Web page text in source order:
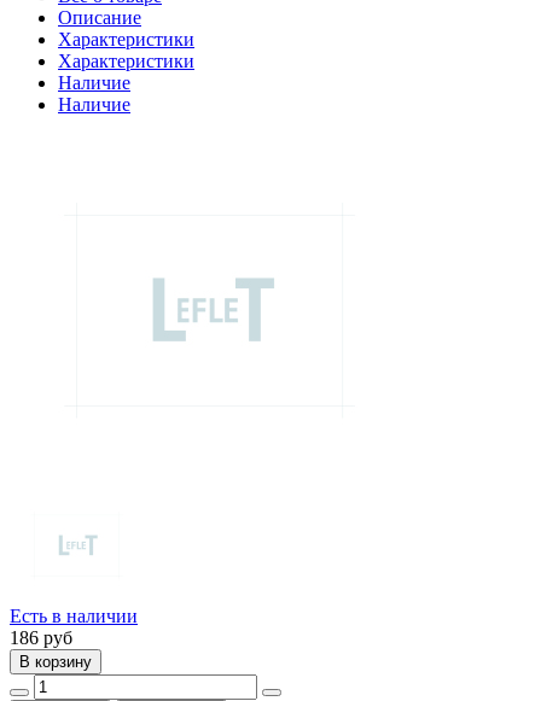
Описание
Характеристики
Характеристики
Наличие
Наличие
Есть в наличии
186 руб
В корзину